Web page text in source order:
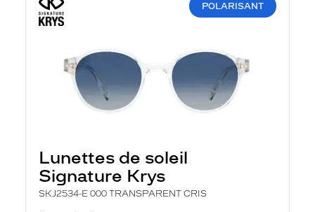
POLARISANT
Lunettes de soleil
Signature Krys
SKJ2534-E 000 TRANSPARENT CRIS